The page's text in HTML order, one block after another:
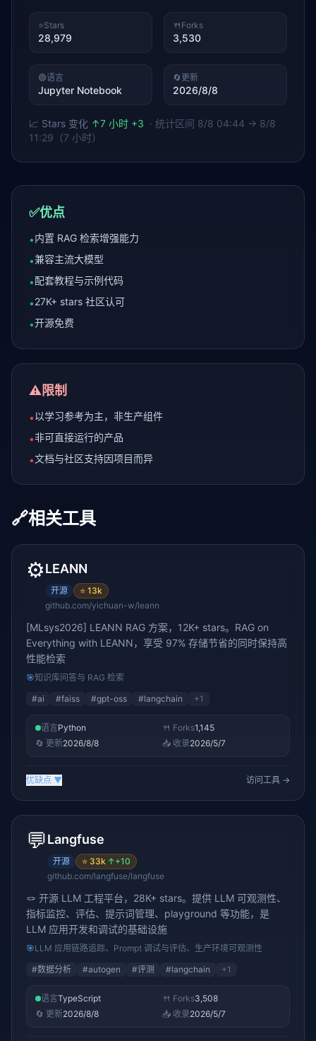
⭐Stars
28,979
🍴 Forks
3,530
🟢语言
Jupyter Notebook
🔄更新
2026/8/8
📈 Stars 变化 ↑7 小时 +3 · 统计区间 8/8 04:44 → 8/8
11:29（7 小时）
✅优点
•内置 RAG 检索增强能力
•兼容主流大模型
•配套教程与示例代码
•27K+ stars 社区认可
•开源免费
⚠️限制
• 以学习参考为主，非生产组件
•非可直接运行的产品
•文档与社区支持因项目而异
🔗相关工具
⚙️LEANN
开源 ⭐ 13k
github.com/yichuan-w/leann
[MLsys2026] LEANN RAG 方案，12K+ stars。RAG on
Everything with LEANN，享受 97% 存储节省的同时保持高
性能检索
🎯知识库问答与 RAG 检索
#ai #faiss #gpt-oss #langchain +1
语言Python 🍴 Forks1,145
🔄 更新2026/8/8 📥 收录2026/5/7
优缺点 ▼ 访问工具 →
💬Langfuse
开源 ⭐ 33k ↑+10
github.com/langfuse/langfuse
🪢 开源 LLM 工程平台，28K+ stars。提供 LLM 可观测性、
指标监控、评估、提示词管理、playground 等功能，是
LLM 应用开发和调试的基础设施
🎯LLM 应用链路追踪、Prompt 调试与评估、生产环境可观测性
#数据分析 #autogen #评测 #langchain +1
语言TypeScript 🍴 Forks3,508
🔄 更新2026/8/8 📥 收录2026/5/7